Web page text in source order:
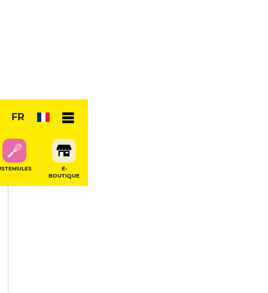
FR
E-
BOUTIQUE
PARTAGER